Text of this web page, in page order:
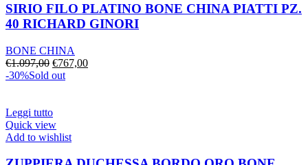
SIRIO FILO PLATINO BONE CHINA PIATTI PZ.
40 RICHARD GINORI
BONE CHINA
€1.097,00 Il
prezzo
€1.097,00.
€767,00Il
-30%Sold out
Leggi tutto
Quick view
Add to wishlist